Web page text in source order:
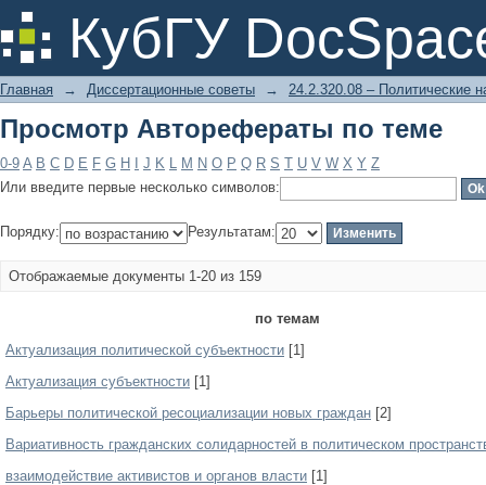
КубГУ
Просмотр Авторефераты по теме
Главная → Диссертационные советы → 24.2.320.08 – Политические
Просмотр Авторефераты по теме
0-9 A B C D E F G H J K L M N O P Q R S T U V W X Y Z
Или введите первые несколько символов:
Порядку: Результатам:
Отображаемые документы 1-20 из 159
по темам
Актуализация политической субъектности [1]
Актуализация субъектности [1]
Барьеры политической ресоциализации новых граждан [2]
Вариативность гражданских солидарностей в политическом
взаимодействие активистов и органов власти [1]